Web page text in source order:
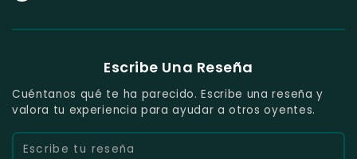
Escribe Una Reseña
Cuéntanos qué te ha parecido. Escribe una reseña y
valora tu experiencia para ayudar a otros oyentes.